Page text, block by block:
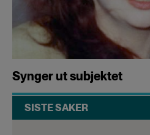
Synger ut subjektet
SISTE SAKER